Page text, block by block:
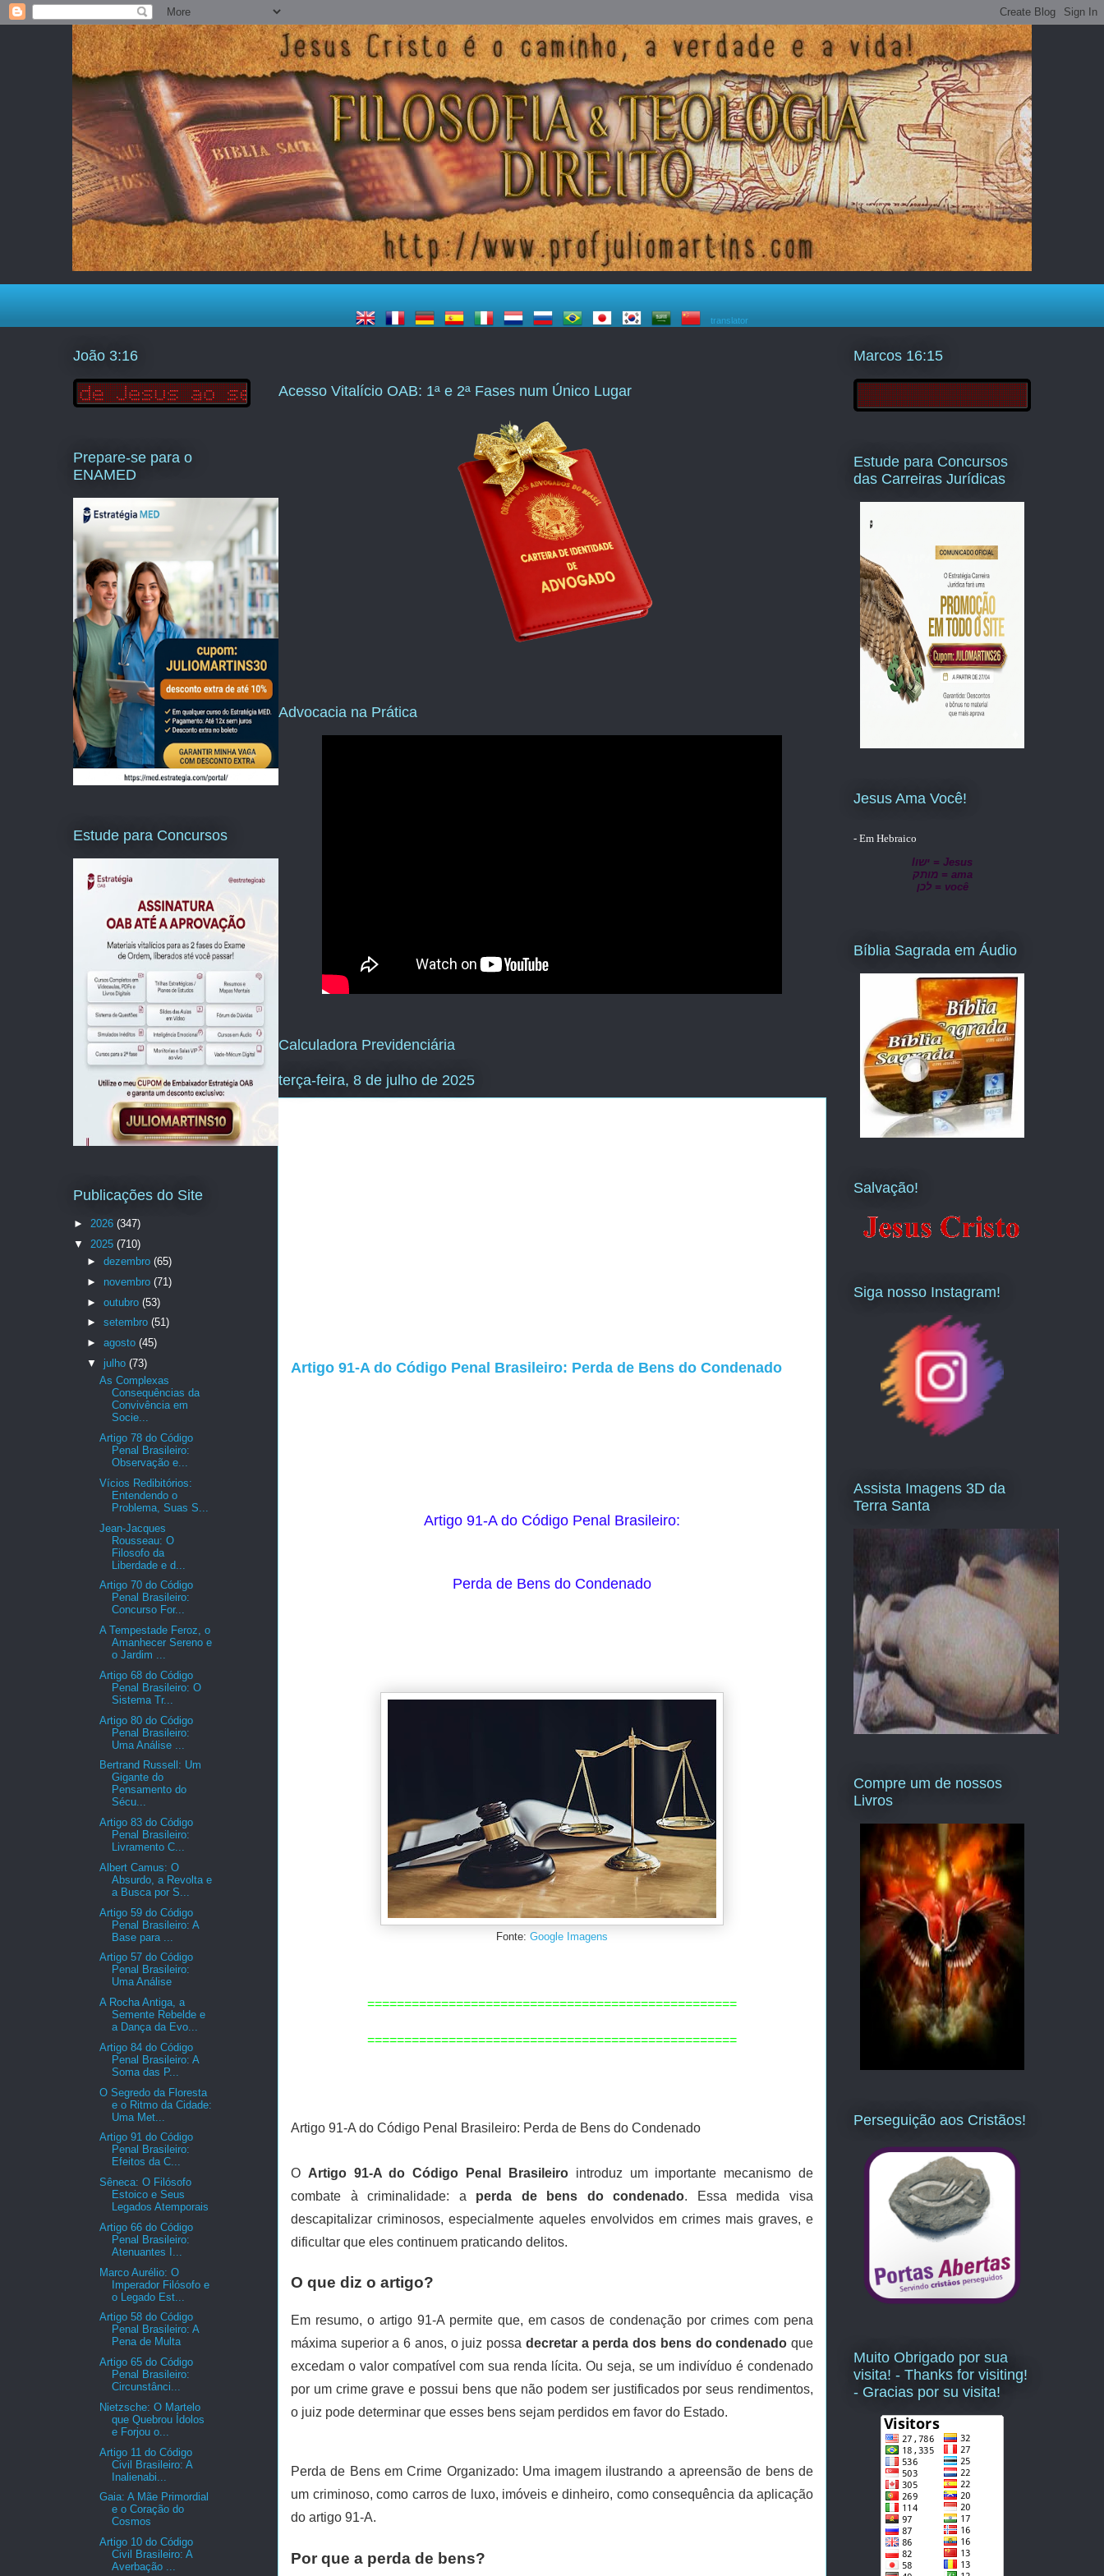
translator
Acesso Vitalício OAB: 1ª e 2ª Fases num Único Lugar
Advocacia na Prática
Calculadora Previdenciária
terça-feira, 8 de julho de 2025
Artigo 91-A do Código Penal Brasileiro: Perda de Bens do Condenado
Artigo 91-A do Código Penal Brasileiro:
Perda de Bens do Condenado
Fonte: Google Imagens
==================================================
==================================================
Artigo 91-A do Código Penal Brasileiro: Perda de Bens do Condenado
O Artigo 91-A do Código Penal Brasileirointroduz um importante mecanismo de
combate à criminalidade: a perda de bens do condenado. Essa medida visa
descapitalizar criminosos, especialmente aqueles envolvidos em crimes mais graves, e
dificultar que eles continuem praticando delitos.
O que diz o artigo?
Em resumo, o artigo 91-A permite que, em casos de condenação por crimes com pena
máxima superior a 6 anos, o juiz possa decretar a perda dos bens do condenado que
excedam o valor compatível com sua renda lícita. Ou seja, se um indivíduo é condenado
por um crime grave e possui bens que não podem ser justificados por seus rendimentos,
o juiz pode determinar que esses bens sejam perdidos em favor do Estado.
Perda de Bens em Crime Organizado: Uma imagem ilustrando a apreensão de bens de
um criminoso, como carros de luxo, imóveis e dinheiro, como consequência da aplicação
do artigo 91-A.
Por que a perda de bens?
João 3:16
Prepare-se para o
ENAMED
Estude para Concursos
Publicações do Site
► 2026 (347)
▼ 2025 (710)
► dezembro (65)
► novembro (71)
► outubro (53)
► setembro (51)
► agosto (45)
▼ julho (73)
As Complexas
Consequências da
Convivência em
Socie...
Artigo 78 do Código
Penal Brasileiro:
Observação e...
Vícios Redibitórios:
Entendendo o
Problema, Suas S...
Jean-Jacques
Rousseau: O
Filosofo da
Liberdade e d...
Artigo 70 do Código
Penal Brasileiro:
Concurso For...
A Tempestade Feroz, o
Amanhecer Sereno e
o Jardim ...
Artigo 68 do Código
Penal Brasileiro: O
Sistema Tr...
Artigo 80 do Código
Penal Brasileiro:
Uma Análise ...
Bertrand Russell: Um
Gigante do
Pensamento do
Sécu...
Artigo 83 do Código
Penal Brasileiro:
Livramento C...
Albert Camus: O
Absurdo, a Revolta e
a Busca por S...
Artigo 59 do Código
Penal Brasileiro: A
Base para ...
Artigo 57 do Código
Penal Brasileiro:
Uma Análise
A Rocha Antiga, a
Semente Rebelde e
a Dança da Evo...
Artigo 84 do Código
Penal Brasileiro: A
Soma das P...
O Segredo da Floresta
e o Ritmo da Cidade:
Uma Met...
Artigo 91 do Código
Penal Brasileiro:
Efeitos da C...
Sêneca: O Filósofo
Estoico e Seus
Legados Atemporais
Artigo 66 do Código
Penal Brasileiro:
Atenuantes I...
Marco Aurélio: O
Imperador Filósofo e
o Legado Est...
Artigo 58 do Código
Penal Brasileiro: A
Pena de Multa
Artigo 65 do Código
Penal Brasileiro:
Circunstânci...
Nietzsche: O Martelo
que Quebrou Ídolos
e Forjou o...
Artigo 11 do Código
Civil Brasileiro: A
Inalienabi...
Gaia: A Mãe Primordial
e o Coração do
Cosmos
Artigo 10 do Código
Civil Brasileiro: A
Averbação ...
Marcos 16:15
Estude para Concursos
das Carreiras Jurídicas
Jesus Ama Você!
- Em Hebraico
lישו = Jesus
מותק = ama
לכן = você
Bíblia Sagrada em Áudio
Salvação!
Siga nosso Instagram!
Assista Imagens 3D da
Terra Santa
Compre um de nossos
Livros
Perseguição aos Cristãos!
Muito Obrigado por sua
visita! - Thanks for visiting!
- Gracias por su visita!